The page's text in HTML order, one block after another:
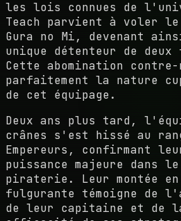
les lois connues de
Teach parvient à voler le
Gura no Mi, devenant
unique détenteur de deux
Cette abomination
parfaitement la nature
de cet équipage.
Deux ans plus tard,
crânes s'est hissé au
Empereurs, confirmant
puissance majeure dans
piraterie. Leur montée en
fulgurante témoigne de
de leur capitaine et de